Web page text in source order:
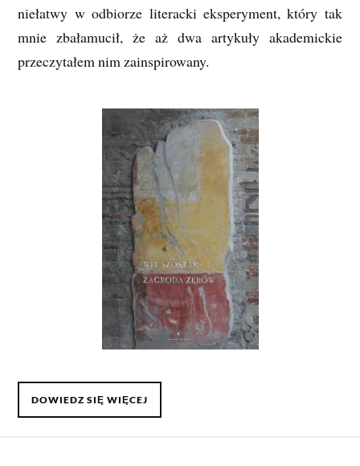
niełatwy w odbiorze literacki eksperyment, który tak
mnie zbałamucił, że aż dwa artykuły akademickie
przeczytałem nim zainspirowany.
DOWIEDZ SIĘ WIĘCEJ